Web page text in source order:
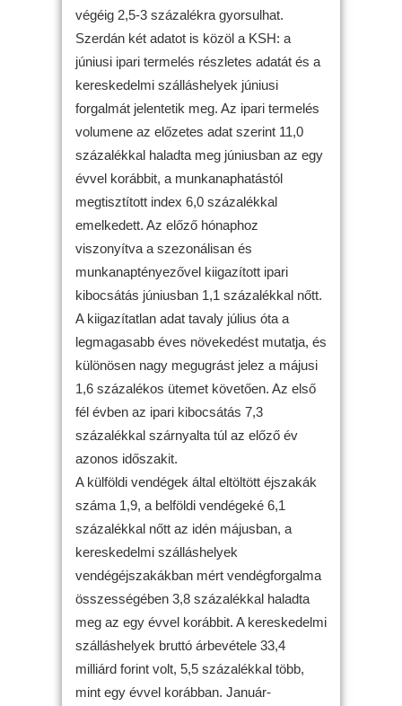
végéig 2,5-3 százalékra gyorsulhat.
Szerdán két adatot is közöl a KSH: a
júniusi ipari termelés részletes adatát és a
kereskedelmi szálláshelyek júniusi
forgalmát jelentetik meg. Az ipari termelés
volumene az előzetes adat szerint 11,0
százalékkal haladta meg júniusban az egy
évvel korábbit, a munkanaphatástól
megtisztított index 6,0 százalékkal
emelkedett. Az előző hónaphoz
viszonyítva a szezonálisan és
munkanaptényezővel kiigazított ipari
kibocsátás júniusban 1,1 százalékkal nőtt.
A kiigazítatlan adat tavaly július óta a
legmagasabb éves növekedést mutatja, és
különösen nagy megugrást jelez a májusi
1,6 százalékos ütemet követően. Az első
fél évben az ipari kibocsátás 7,3
százalékkal szárnyalta túl az előző év
azonos időszakit.
A külföldi vendégek által eltöltött éjszakák
száma 1,9, a belföldi vendégeké 6,1
százalékkal nőtt az idén májusban, a
kereskedelmi szálláshelyek
vendégéjszakákban mért vendégforgalma
összességében 3,8 százalékkal haladta
meg az egy évvel korábbit. A kereskedelmi
szálláshelyek bruttó árbevétele 33,4
milliárd forint volt, 5,5 százalékkal több,
mint egy évvel korábban. Január-